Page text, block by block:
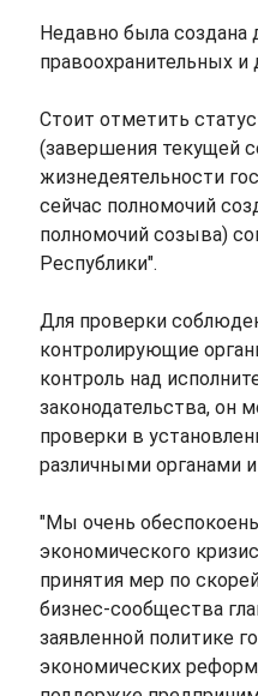
Недавно была создана
правоохранительных и
Стоит отметить
(завершения текущей
жизнедеятельности
сейчас полномочий
полномочий созыва)
Республики".
Для проверки
контролирующие
контроль над
законодательства, он
проверки в
различными органами
"Мы очень
экономического
принятия мер по
бизнес-сообщества
заявленной политике
экономических